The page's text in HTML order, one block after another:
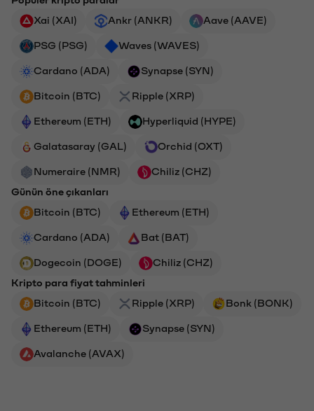
Xai (XAI)
Ankr (ANKR) Aave (AAVE)
PSG (PSG) Waves (WAVES)
Cardano (ADA) Synapse (SYN)
Bitcoin (BTC) Ripple (XRP)
Ethereum (ETH) Hyperliquid (HYPE)
Galatasaray (GAL) Orchid (OXT)
Numeraire (NMR)
Chiliz (CHZ)
Günün öne çıkanları
Bitcoin (BTC)
Ethereum (ETH)
Cardano (ADA) Bat (BAT)
Dogecoin (DOGE)
Chiliz (CHZ)
Kripto para fiyat tahminleri
Bitcoin (BTC)
Ripple (XRP) Bonk (BONK)
Ethereum (ETH) Synapse (SYN)
Avalanche (AVAX)